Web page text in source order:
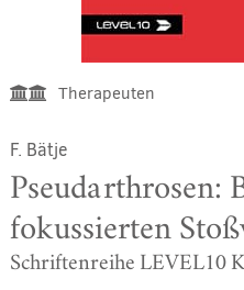
Therapeuten
F. Bätje
Pseudarthrosen:
fokussierten
Schriftenreihe LEVEL10